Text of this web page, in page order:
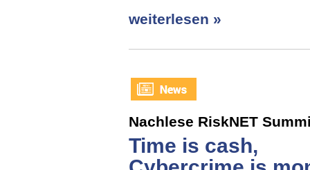
weiterlesen »
Nachlese RiskNET
Time is cash,